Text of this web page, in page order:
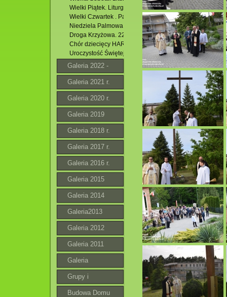
Wielki Piątek. Liturgia Wielkiego Piątku. 29.03.2024 r.
Wielki Czwartek . Pamiątka Ostatniej Wieczerzy.
Niedziela Palmowa. 24.03.2024 r.
Droga Krzyżowa. 22.03.2024 r.
Chór dziecięcy HARMONIA z Łukowej w kościele pw.
Uroczystość Świętej Bożej Rodzicielki Maryi. 01.01.2024
Galeria 2022 -
2023 r.
Galeria 2021 r.
Galeria 2020 r.
Galeria 2019
Galeria 2018 r.
Galeria 2017 r.
Galeria 2016 r.
Galeria 2015
Galeria 2014
Galeria2013
Galeria 2012
Galeria 2011
Galeria
Grupy i
wspólnoty
Budowa Domu